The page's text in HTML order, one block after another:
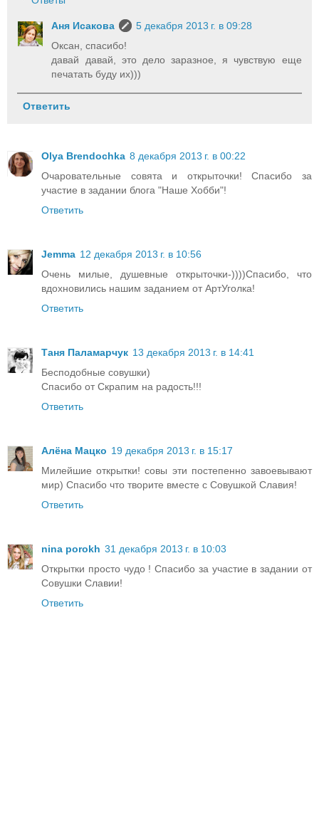
Аня Исакова
5 декабря 2013 г. в 09:28
Оксан, спасибо!
давай давай, это дело заразное, я чувствую еще
печатать буду их)))
Ответить
Olya Brendochka 8 декабря 2013 г. в 00:22
Очаровательные совята и открыточки! Спасибо за
участие в задании блога "Наше Хобби"!
Ответить
Jemma 12 декабря 2013 г. в 10:56
Очень милые, душевные открыточки-))))Спасибо, что
вдохновились нашим заданием от АртУголка!
Ответить
Таня Паламарчук 13 декабря 2013 г. в 14:41
Бесподобные совушки)
Спасибо от Скрапим на радость!!!
Ответить
Алёна Мацко 19 декабря 2013 г. в 15:17
Милейшие открытки! совы эти постепенно завоевывают
мир) Спасибо что творите вместе с Совушкой Славия!
Ответить
nina porokh 31 декабря 2013 г. в 10:03
Открытки просто чудо ! Спасибо за участие в задании от
Совушки Славии!
Ответить